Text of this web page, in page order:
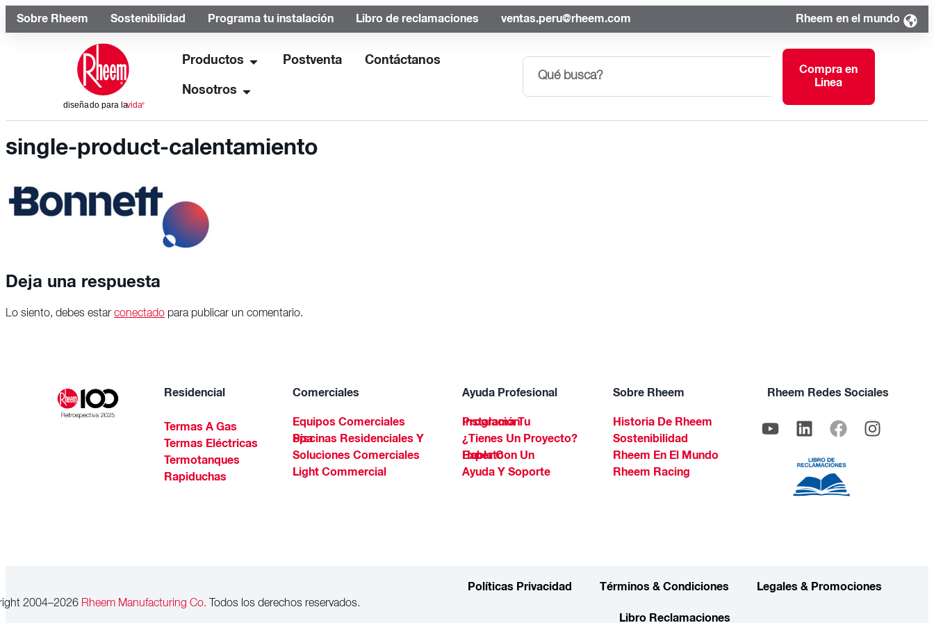
Sobre Rheem Sostenibilidad Programa tu instalación Libro de reclamaciones ventas.peru@rheem.com Rheem en el mundo
Productos Postventa Contáctanos
Nosotros
Compra en
Linea
single-product-calentamiento
Deja una respuesta
Lo siento, debes estar conectado para publicar un comentario.
Residencial
Termas A Gas
Termas Eléctricas
Termotanques
Rapiduchas
Comerciales
Equipos Comerciales
Piscinas Residenciales Y Spa
Soluciones Comerciales
Light Commercial
Ayuda Profesional
Programa Tu Instalación
¿Tienes Un Proyecto?
Habla Con Un Experto
Ayuda Y Soporte
Sobre Rheem
Historia De Rheem
Sostenibilidad
Rheem En El Mundo
Rheem Racing
Rheem Redes Sociales
2004–2026Rheem Manufacturing Co. Todos los derechos reservados.
Políticas Privacidad Términos & Condiciones Legales & Promociones
Libro Reclamaciones